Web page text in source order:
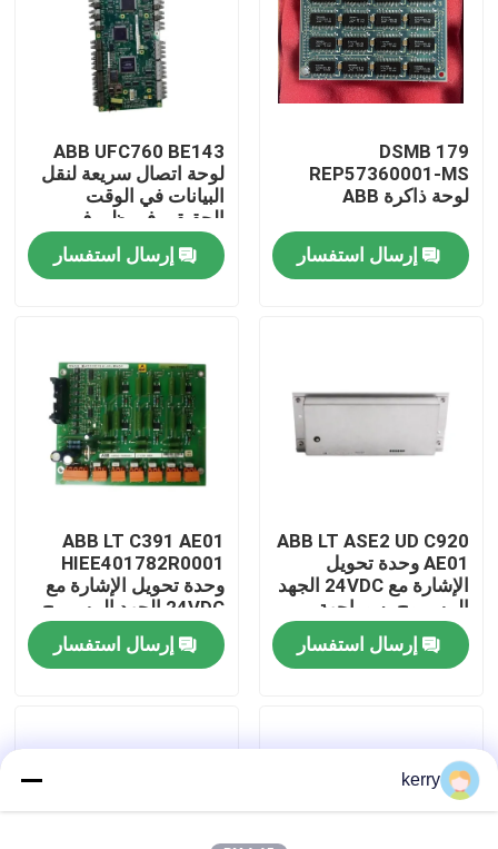
المنزل
المنتجات
معلومات عنا
رقابة جودة
اتصل بنا
اطلب اقتباس
DSMB 179
REP57360001-MS
لوحة ذاكرة ABB
إرسال استفسار
ABB UFC760 BE143
لوحة اتصال سريعة لنقل
البيانات في الوقت
الحقيقي في ظروف
مصنع قاسية مع سهولة
التثبيتإرسال استفسار
ABB LT ASE2 UD C920
AE01 وحدة تحويل
الإشارة مع 24VDC الجهد
المسموح به وواجهة
طاقة مستقرة لسهولة
التثبيتإرسال استفسار
ABB LT C391 AE01
HIEE401782R0001
وحدة تحويل الإشارة مع
24VDC الجهد المسموح
به وأجزاء صناعية دائمة
لتحويل الإشارة بدقة
إرسال استفسار
kerry